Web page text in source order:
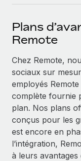
Rationalisez
SERVICES
Demandez aux
Recevez des
l’international et
Contrôles
Simplifiez vos
candidats
Partenaires
Intégrez les
Devenir
Explorez avec
Remote Build
Conseil en
ÉTUDES DE CAS
Événements
Données sur les
Centre de
Obtenir de l’aide
Voir toutes les
Plans
Remote
Chez Remote,
sociaux sur
employés
complète fournie
plan. Nos plans
conçus pour les
est encore en
l’intégration,
à leurs